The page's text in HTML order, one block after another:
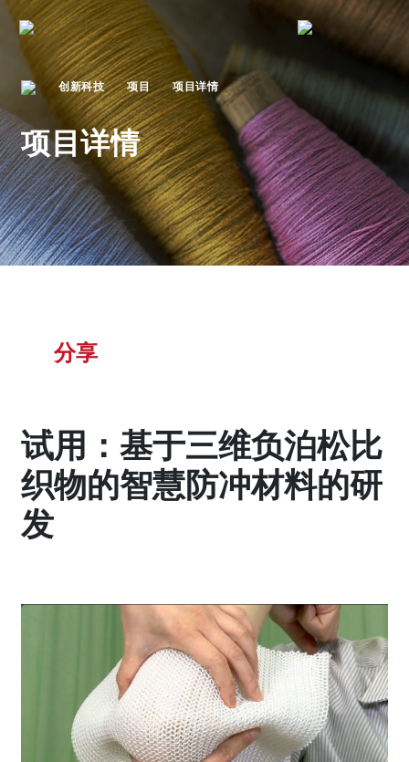
创新科技 项目 项目详情
项目详情
分享
试用：基于三维负泊松比
织物的智慧防冲材料的研
发